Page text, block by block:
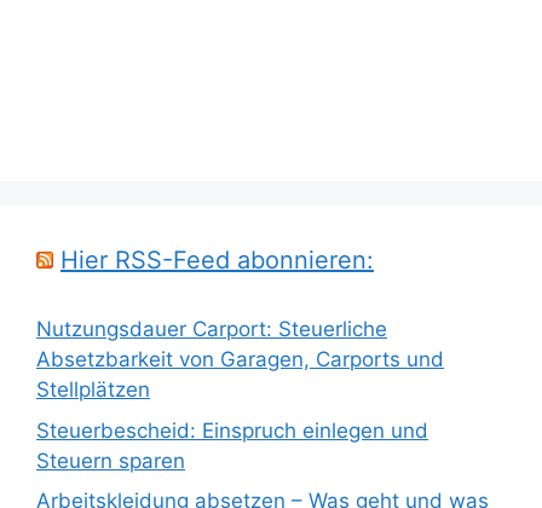
Hier RSS-Feed abonnieren:
Nutzungsdauer Carport: Steuerliche
Absetzbarkeit von Garagen, Carports und
Stellplätzen
Steuerbescheid: Einspruch einlegen und
Steuern sparen
Arbeitskleidung absetzen – Was geht und was